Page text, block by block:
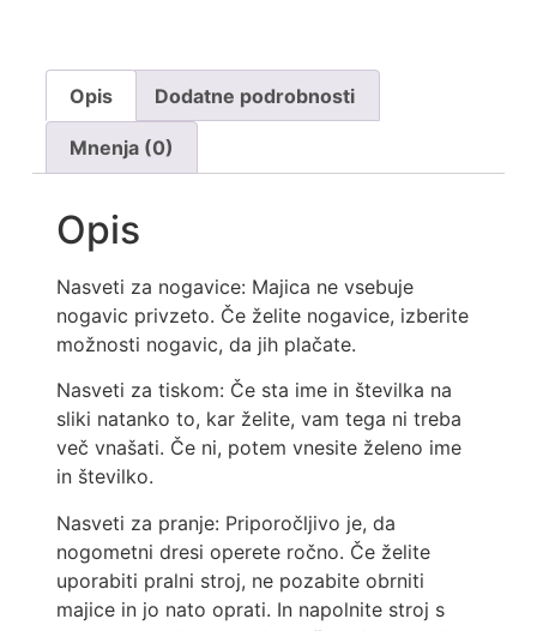
Opis Dodatne podrobnosti
Mnenja (0)
Opis
Nasveti za nogavice: Majica ne vsebuje
nogavic privzeto. Če želite nogavice, izberite
možnosti nogavic, da jih plačate.
Nasveti za tiskom: Če sta ime in številka na
sliki natanko to, kar želite, vam tega ni treba
več vnašati. Če ni, potem vnesite želeno ime
in številko.
Nasveti za pranje: Priporočljivo je, da
nogometni dresi operete ročno. Če želite
uporabiti pralni stroj, ne pozabite obrniti
majice in jo nato oprati. In napolnite stroj s